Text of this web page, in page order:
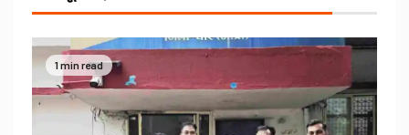
1 min read